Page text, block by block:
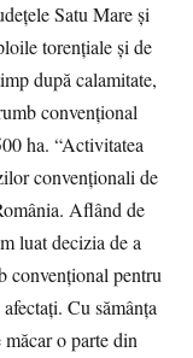
Satu Mare şi
torenţiale şi de
după calamitate,
convenţional
ha. “Activitatea
convenţionali de
Aflând de
luat decizia de a
convenţional pentru
Cu sămânţa
o parte din